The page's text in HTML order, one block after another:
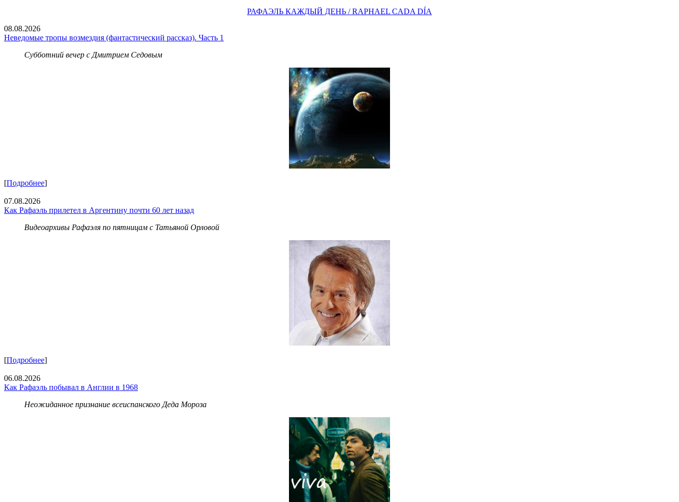
РАФАЭЛЬ КАЖДЫЙ ДЕНЬ / RAPHAEL CADA DÍA
08.08.2026
Неведомые тропы возмездия (фантастический рассказ). Часть 1
Субботний вечер с Дмитрием Седовым
[Подробнее]
07.08.2026
Как Рафаэль прилетел в Аргентину почти 60 лет назад
Видеоархивы Рафаэля по пятницам с Татьяной Орловой
[Подробнее]
06.08.2026
Как Рафаэль побывал в Англии в 1968
Неожиданное признание всеиспанского Деда Мороза